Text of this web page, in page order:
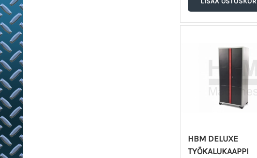
HBM DELUXE
TYÖKALUKAAPPI